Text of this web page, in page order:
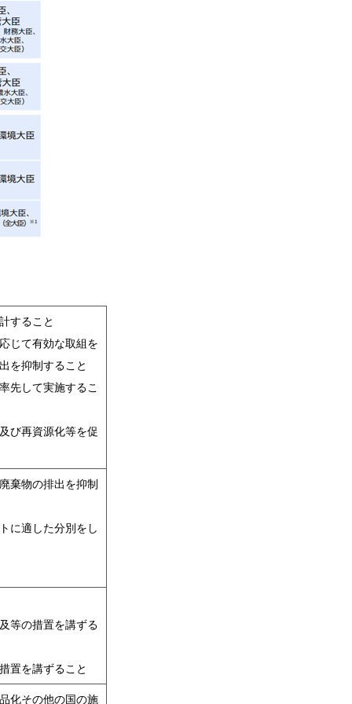
すること
じて有効な取組を
を抑制すること
先して実施するこ
び再資源化等を促
棄物の排出を抑制
に適した分別をし
等の措置を講ずる
置を講ずること
化その他の国の施